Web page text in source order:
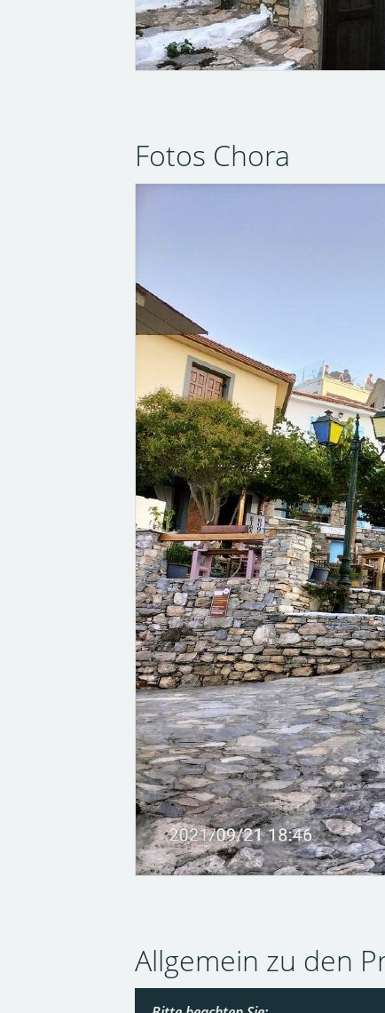
Fotos Chora
Allgemein zu den